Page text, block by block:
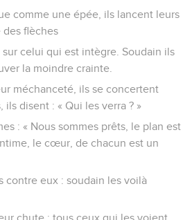
comme une épée, ils lancent leurs
des flèches
celui qui est intègre. Soudain ils
la moindre crainte.
méchanceté, ils se concertent
disent : « Qui les verra ? »
: « Nous sommes prêts, le plan est
le cœur, de chacun est un
contre eux : soudain les voilà
chute ; tous ceux qui les voient